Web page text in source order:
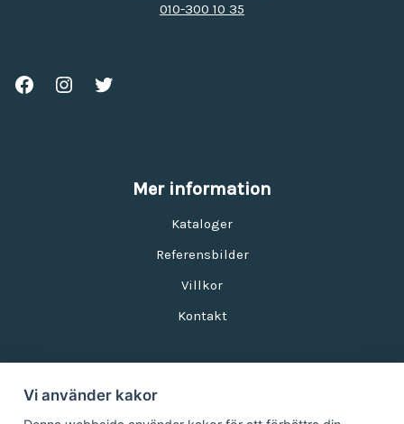
010-300 10 35
Mer information
Kataloger
Referensbilder
Villkor
Kontakt
Vi använder kakor